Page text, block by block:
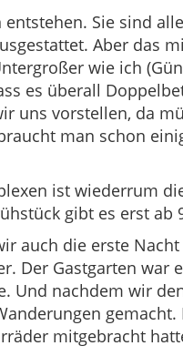
Sie sind
Aber das
wie ich
es überall
uns vorstellen, da
man schon
ist wiederrum
gibt es erst ab
auch die erste
Der Gastgarten war
Und nachdem wir
mitgebracht